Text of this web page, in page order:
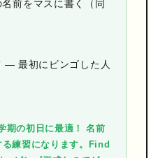
前をマスに書く（同
最初にビンゴした人
期の初日に最適！ 名前
練習になります。Find